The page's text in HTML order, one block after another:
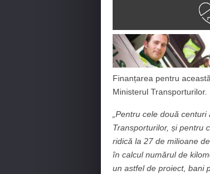
Finanțarea pentru
Ministerul Transporturilor.
„Pentru cele două
Transporturilor, și pentru
ridică la 27 de milioane
în calcul numărul de
un astfel de proiect, bani